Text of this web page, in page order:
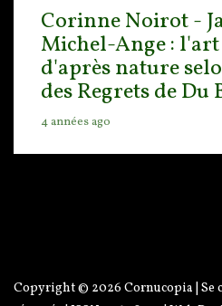
Corinne Noirot -
Michel-Ange :
d'après nature
des Regrets de Du
4 années ago
Copyright © 2026 Cornucopia Se